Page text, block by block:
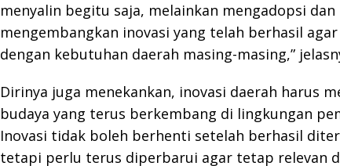
menyalin begitu saja, melainkan mengadopsi dan
mengembangkan inovasi yang telah berhasil agar
dengan kebutuhan daerah masing-masing,”
Dirinya juga menekankan, inovasi daerah harus
budaya yang terus berkembang di lingkungan
Inovasi tidak boleh berhenti setelah berhasil
tetapi perlu terus diperbarui agar tetap relevan